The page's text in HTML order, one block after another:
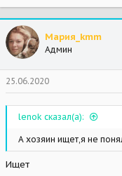
a
c
t
i
o
n
s
:
Мария_kmm
Админ
25.06.2020
lenok сказал(а):
А хозяин ищет,я не
Ищет